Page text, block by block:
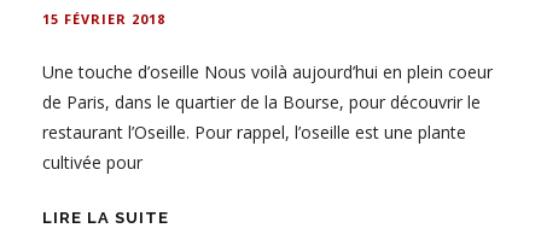
15 FÉVRIER 2018
Une touche d’oseille Nous voilà aujourd’hui en plein coeur
de Paris, dans le quartier de la Bourse, pour découvrir le
restaurant l’Oseille. Pour rappel, l’oseille est une plante
cultivée pour
LIRE LA SUITE